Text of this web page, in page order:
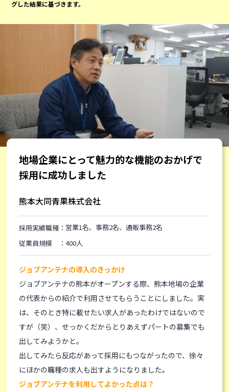
グした結果に基づきます。
地場企業にとって魅力的な機能のおかげで
採用に成功しました
熊本大同青果株式会社
採用実績職種： 営業1名、事務2名、通販事務2名
従業員規模 ：400人
ジョブアンテナの導入のきっかけ
ジョブアンテナの熊本がオープンする際、熊本地場の企業
の代表からの紹介で利用させてもらうことにしました。実
は、そのとき特に載せたい求人があったわけではないので
すが（笑）、せっかくだからとりあえずパートの募集でも
出してみようかと。
出してみたら反応があって採用にもつながったので、徐々
にほかの職種の求人も出すようになりました。
ジョブアンテナを利用してよかった点は？